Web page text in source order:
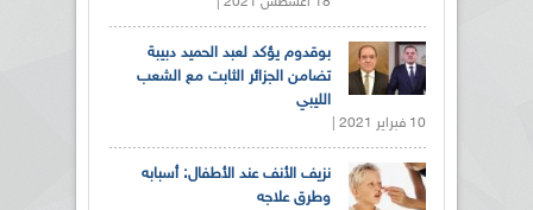
بوقدوم يؤكد لعبد الحميد دبيبة
تضامن الجزائر الثابت مع الشعب
الليبي
10 فبراير 2021 |
نزيف الأنف عند الأطفال: أسبابه
وطرق علاجه